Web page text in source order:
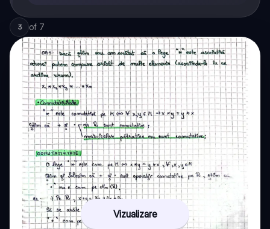
3 of 7
Vizualizare